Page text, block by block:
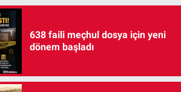
638 faili meçhul dosya için yeni
dönem başladı